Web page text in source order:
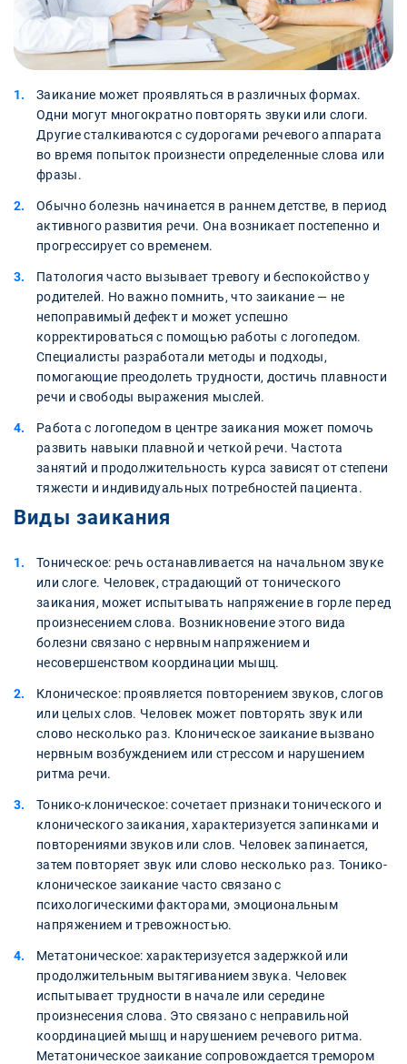
Заикание может проявляться в различных формах.
Одни могут многократно повторять звуки или слоги.
Другие сталкиваются с судорогами речевого аппарата
во время попыток произнести определенные слова или
фразы.
Обычно болезнь начинается в раннем детстве, в период
активного развития речи. Она возникает постепенно и
прогрессирует со временем.
Патология часто вызывает тревогу и беспокойство у
родителей. Но важно помнить, что заикание — не
непоправимый дефект и может успешно
корректироваться с помощью работы с логопедом.
Специалисты разработали методы и подходы,
помогающие преодолеть трудности, достичь плавности
речи и свободы выражения мыслей.
Работа с логопедом в центре заикания может помочь
развить навыки плавной и четкой речи. Частота
занятий и продолжительность курса зависят от степени
тяжести и индивидуальных потребностей пациента.
Виды заикания
Тоническое: речь останавливается на начальном звуке
или слоге. Человек, страдающий от тонического
заикания, может испытывать напряжение в горле перед
произнесением слова. Возникновение этого вида
болезни связано с нервным напряжением и
несовершенством координации мышц.
Клоническое: проявляется повторением звуков, слогов
или целых слов. Человек может повторять звук или
слово несколько раз. Клоническое заикание вызвано
нервным возбуждением или стрессом и нарушением
ритма речи.
Тонико-клоническое: сочетает признаки тонического и
клонического заикания, характеризуется запинками и
повторениями звуков или слов. Человек запинается,
затем повторяет звук или слово несколько раз. Тонико-
клоническое заикание часто связано с
психологическими факторами, эмоциональным
напряжением и тревожностью.
Метатоническое: характеризуется задержкой или
продолжительным вытягиванием звука. Человек
испытывает трудности в начале или середине
произнесения слова. Это связано с неправильной
координацией мышц и нарушением речевого ритма.
Метатоническое заикание сопровождается тремором